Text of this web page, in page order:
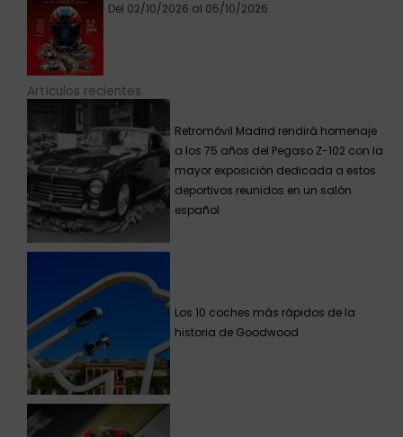
Del 02/10/2026 al 05/10/2026
Artículos recientes
Retromóvil Madrid rendirá homenaje
a los 75 años del Pegaso Z-102 con la
mayor exposición dedicada a estos
deportivos reunidos en un salón
español
Los 10 coches más rápidos de la
historia de Goodwood